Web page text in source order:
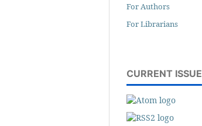
For Authors
For Librarians
CURRENT ISSUE